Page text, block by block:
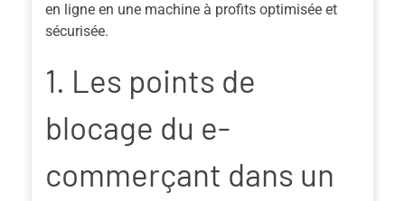
en ligne en une machine à profits optimisée et
sécurisée.
1. Les points de
blocage du e-
commerçant dans un